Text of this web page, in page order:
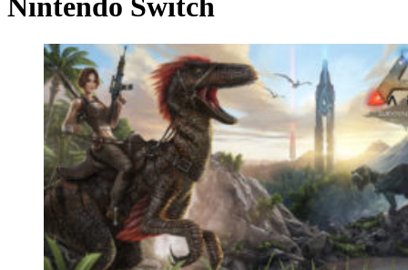
Nintendo Switch